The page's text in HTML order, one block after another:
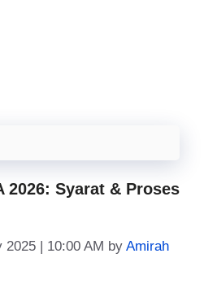
2026: Syarat & Proses
2025 | 10:00 AM by Amirah